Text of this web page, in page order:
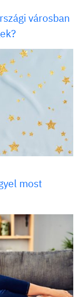
városban
most